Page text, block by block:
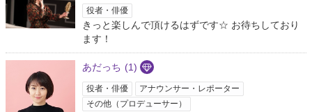
役者・俳優
きっと楽しんで頂けるはずです☆ お待ちしており
ます！
あだっち (1)
役者・俳優
アナウンサー・レポーター
その他（プロデューサー）